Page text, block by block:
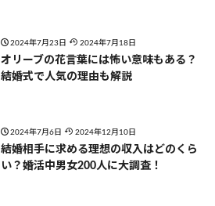
2024年7月23日 2024年7月18日
オリーブの花言葉には怖い意味もある？
結婚式で人気の理由も解説
2024年7月6日 2024年12月10日
結婚相手に求める理想の収入はどのくら
い？婚活中男女200人に大調査！